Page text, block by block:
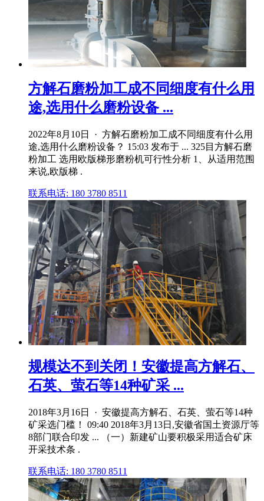
方解石磨粉加工成不同细度有什么用
途,选用什么磨粉设备 ...
2022年8月10日 · 方解石磨粉加工成不同细度有什么用
途,选用什么磨粉设备？ 15:03 发布于 ... 325目方解石磨
粉加工 选用欧版梯形磨粉机可行性分析 1、从适用范围
来说,欧版梯 .
联系电话: 180 3780 8511
规模达不到关闭！安徽提高方解石、
石英、萤石等14种矿采 ...
2018年3月16日 · 安徽提高方解石、石英、萤石等14种
矿采选门槛！ 09:40 2018年3月13日,安徽省国土资源厅等
8部门联合印发 ... （一）新建矿山要积极采用适合矿床
开采技术条 .
联系电话: 180 3780 8511